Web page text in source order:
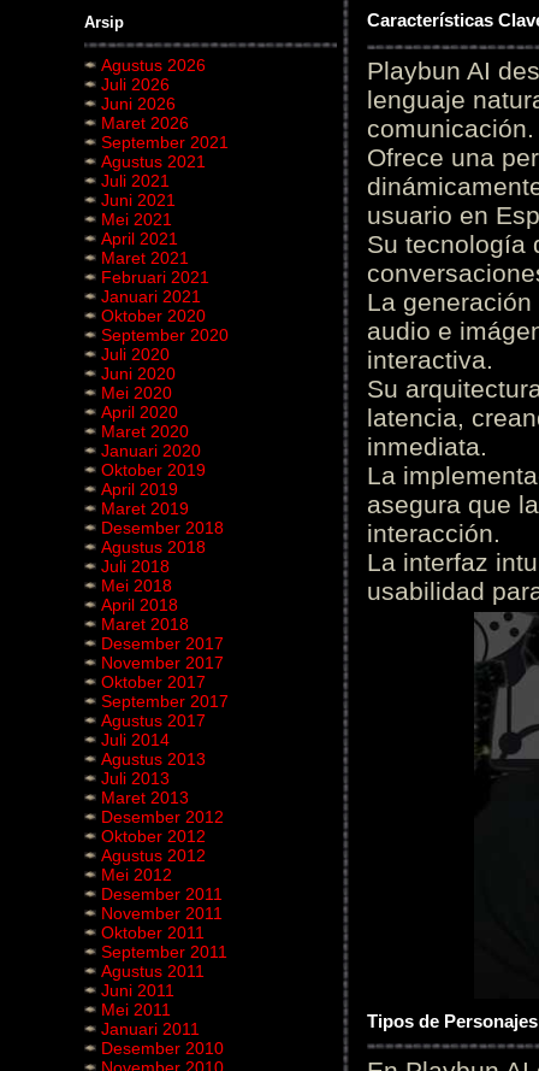
Arsip
Agustus 2026
Juli 2026
Juni 2026
Maret 2026
September 2021
Agustus 2021
Juli 2021
Juni 2021
Mei 2021
April 2021
Maret 2021
Februari 2021
Januari 2021
Oktober 2020
September 2020
Juli 2020
Juni 2020
Mei 2020
April 2020
Maret 2020
Januari 2020
Oktober 2019
April 2019
Maret 2019
Desember 2018
Agustus 2018
Juli 2018
Mei 2018
April 2018
Maret 2018
Desember 2017
November 2017
Oktober 2017
September 2017
Agustus 2017
Juli 2014
Agustus 2013
Juli 2013
Maret 2013
Desember 2012
Oktober 2012
Agustus 2012
Mei 2012
Desember 2011
November 2011
Oktober 2011
September 2011
Agustus 2011
Juni 2011
Mei 2011
Januari 2011
Desember 2010
Características
Playbun AI
lenguaje
comunicación.
Ofrece una
usuario en
Su tecnología
La
audio e
interactiva.
Su
latencia,
inmediata.
La
asegura que
interacción.
La interfaz
usabilidad
Tipos de